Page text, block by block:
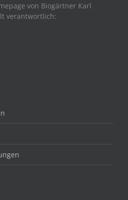
von Biogärtner Karl
verantwortlich: